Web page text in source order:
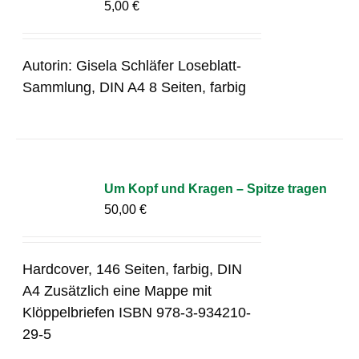
5,00€
Autorin: Gisela Schläfer Loseblatt-
Sammlung, DIN A4 8 Seiten, farbig
Um Kopf und Kragen – Spitze tragen
50,00€
Hardcover, 146 Seiten, farbig, DIN
A4 Zusätzlich eine Mappe mit
Klöppelbriefen ISBN 978-3-934210-
29-5